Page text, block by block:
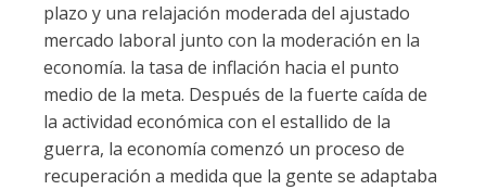
plazo y una relajación moderada del ajustado
mercado laboral junto con la moderación en la
economía. la tasa de inflación hacia el punto
medio de la meta. Después de la fuerte caída de
la actividad económica con el estallido de la
guerra, la economía comenzó un proceso de
recuperación a medida que la gente se adaptaba